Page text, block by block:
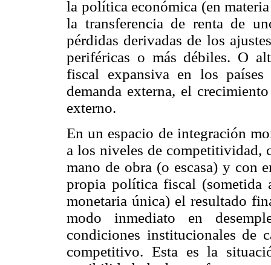
la política económica (en
la transferencia de renta de
pérdidas derivadas de los
periféricas o más débiles. O
fiscal expansiva en los países
demanda externa, el
externo.
En un espacio de integración
a los niveles de
mano de obra (o escasa) y con
propia política fiscal
monetaria única) el resultado
modo inmediato en
condiciones institucionales de
competitivo. Esta es la